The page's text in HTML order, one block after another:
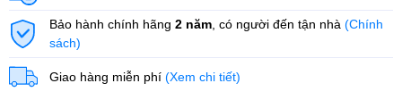
Bảo hành chính hãng 2 năm , có người đến tận nhà (Chính
sách)
Giao hàng miễn phí (Xem chi tiết)